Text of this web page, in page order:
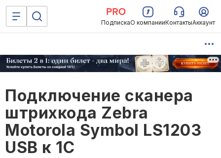
ПодпискаО компанииКонтактыАккаунт
Подключение сканера
штрихкода Zebra
Motorola Symbol LS1203
USB к 1С